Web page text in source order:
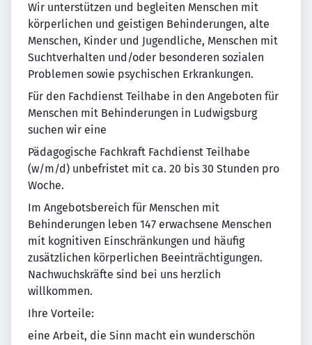
Wir unterstützen und begleiten Menschen mit
körperlichen und geistigen Behinderungen, alte
Menschen, Kinder und Jugendliche, Menschen mit
Suchtverhalten und/oder besonderen sozialen
Problemen sowie psychischen Erkrankungen.
Für den Fachdienst Teilhabe in den Angeboten für
Menschen mit Behinderungen in Ludwigsburg
suchen wir eine
Pädagogische Fachkraft Fachdienst Teilhabe
(w/m/d) unbefristet mit ca. 20 bis 30 Stunden pro
Woche.
Im Angebotsbereich für Menschen mit
Behinderungen leben 147 erwachsene Menschen
mit kognitiven Einschränkungen und häufig
zusätzlichen körperlichen Beeinträchtigungen.
Nachwuchskräfte sind bei uns herzlich
willkommen.
Ihre Vorteile:
eine Arbeit, die Sinn macht ein wunderschön